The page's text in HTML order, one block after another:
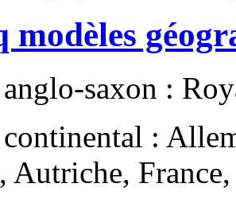
modèles
saxon :
:
Autriche, France,